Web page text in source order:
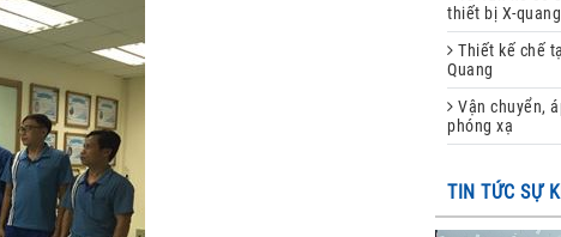
thiết bị X-quang
Thiết kế chế
Quang
Vận chuyển,
phóng xạ
TIN TỨC SỰ